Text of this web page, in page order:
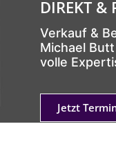
DIREKT &
Verkauf &
Michael
volle
Jetzt